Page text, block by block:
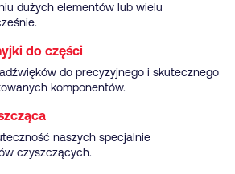
dużych elementów lub wielu
do części
do precyzyjnego i skutecznego
komponentów.
naszych specjalnie
czyszczących.